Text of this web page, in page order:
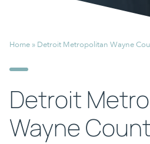
Home » Detroit Metropolitan Wayne
Detroit
Wayne